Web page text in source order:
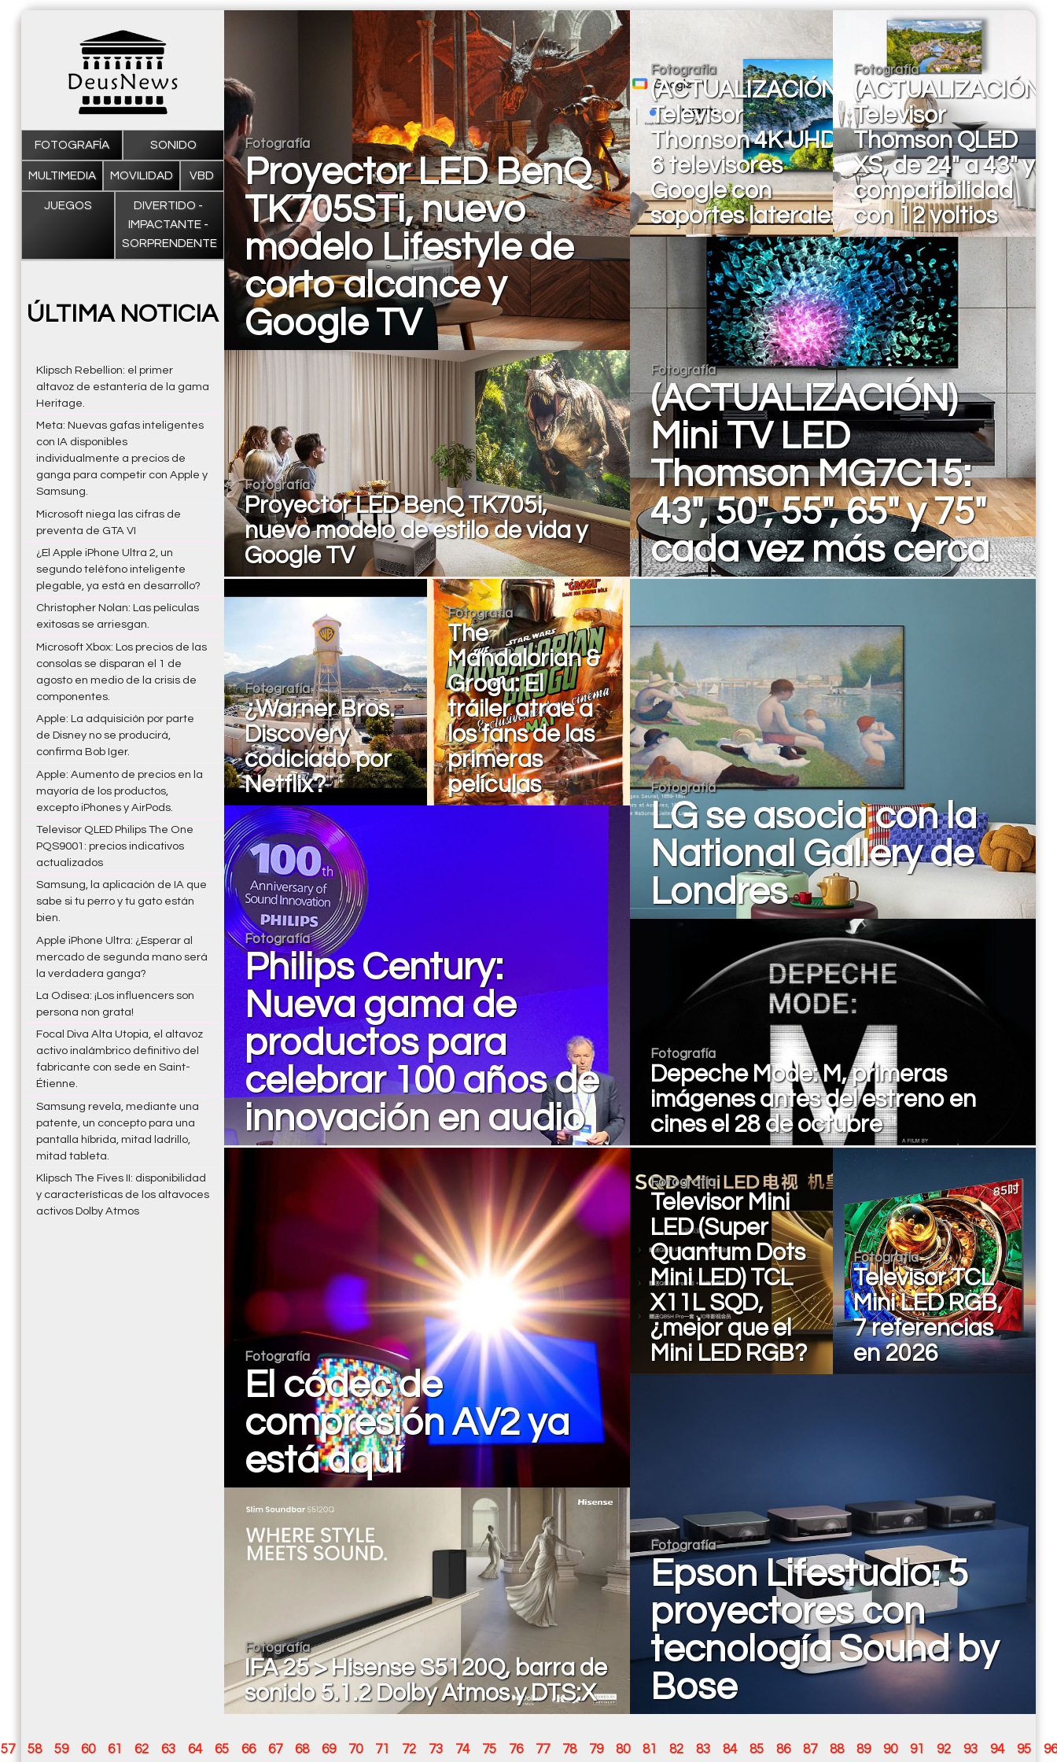
FOTOGRAFÍA SONIDO
MULTIMEDIA MOVILIDAD VBD
JUEGOS
DIVERTIDO -
IMPACTANTE -
SORPRENDENTE
ÚLTIMA NOTICIA
Klipsch Rebellion: el primer
altavoz de estantería de la gama
Heritage.
Meta: Nuevas gafas inteligentes
con IA disponibles
individualmente a precios de
ganga para competir con Apple y
Samsung.
Microsoft niega las cifras de
preventa de GTA VI
¿El Apple iPhone Ultra 2, un
segundo teléfono inteligente
plegable, ya está en desarrollo?
Christopher Nolan: Las películas
exitosas se arriesgan.
Microsoft Xbox: Los precios de las
consolas se disparan el 1 de
agosto en medio de la crisis de
componentes.
Apple: La adquisición por parte
de Disney no se producirá,
confirma Bob Iger.
Apple: Aumento de precios en la
mayoría de los productos,
excepto iPhones y AirPods.
Televisor QLED Philips The One
PQS9001: precios indicativos
actualizados
Samsung, la aplicación de IA que
sabe si tu perro y tu gato están
bien.
Apple iPhone Ultra: ¿Esperar al
mercado de segunda mano será
la verdadera ganga?
La Odisea: ¡Los influencers son
persona non grata!
Focal Diva Alta Utopia, el altavoz
activo inalámbrico definitivo del
fabricante con sede en Saint-
Étienne.
Samsung revela, mediante una
patente, un concepto para una
pantalla híbrida, mitad ladrillo,
mitad tableta.
Klipsch The Fives II: disponibilidad
y características de los altavoces
activos Dolby Atmos
Fotografía
Proyector LED BenQ
TK705STi, nuevo
modelo Lifestyle de
corto alcance y
Google TV
Fotografía
Proyector LED BenQ TK705i,
nuevo modelo de estilo de vida y
Google TV
Fotografía
(ACTUALIZACIÓN)
Televisor
Thomson 4K UHD,
6 televisores
Google con
soportes laterales
Fotografía
(ACTUALIZACIÓN)
Televisor
Thomson QLED
XS, de 24" a 43" y
compatibilidad
con 12 voltios
Fotografía
(ACTUALIZACIÓN)
Mini TV LED
Thomson MG7C15:
43", 50", 55", 65" y 75"
cada vez más cerca
Fotografía
LG se asocia con la
National Gallery de
Londres
Fotografía
Depeche Mode: M, primeras
imágenes antes del estreno en
cines el 28 de octubre
Fotografía
¿Warner Bros.
Discovery
codiciado por
Netflix?
Fotografía
The
Mandalorian &
Grogu: El
tráiler atrae a
los fans de las
primeras
películas
Fotografía
Philips Century:
Nueva gama de
productos para
celebrar 100 años de
innovación en audio
Fotografía
El códec de
compresión AV2 ya
está aquí
Fotografía
IFA 25 > Hisense S5120Q, barra de
sonido 5.1.2 Dolby Atmos y DTS:X
Fotografía
Televisor Mini
LED (Super
Quantum Dots
Mini LED) TCL
X11L SQD,
¿mejor que el
Mini LED RGB?
Fotografía
Televisor TCL
Mini LED RGB,
7 referencias
en 2026
Fotografía
Epson Lifestudio: 5
proyectores con
tecnología Sound by
Bose
57 58 59 60 61 62 63 64 65 66 67 68 69 70 71 72 73 74 75 76 77 78 79 80 81 82 83 84 85 86 87 88 89 90 91 92 93 94 95 96